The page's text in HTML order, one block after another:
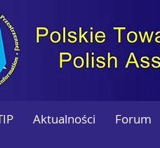
Aktualności Forum